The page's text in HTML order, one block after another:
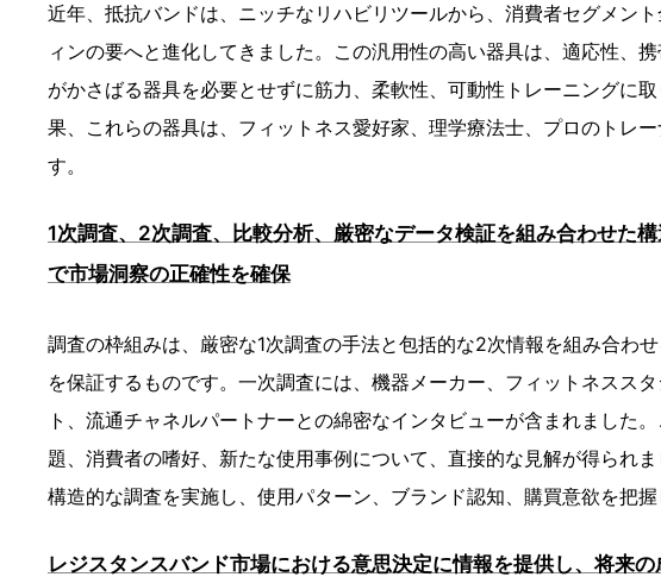
近年、抵抗バンドは、ニッチなリハビリツールから、消費者セグメン
ィンの要へと進化してきました。この汎用性の高い器具は、適応性、
がかさばる器具を必要とせずに筋力、柔軟性、可動性トレーニングに
果、これらの器具は、フィットネス愛好家、理学療法士、プロのトレ
す。
1次調査、2次調査、比較分析、厳密なデータ検証を組み合わせた
で市場洞察の正確性を確保
調査の枠組みは、厳密な1次調査の手法と包括的な2次情報を組み合わ
を保証するものです。一次調査には、機器メーカー、フィットネスス
ト、流通チャネルパートナーとの綿密なインタビューが含まれました
題、消費者の嗜好、新たな使用事例について、直接的な見解が得られ
構造的な調査を実施し、使用パターン、ブランド認知、購買意欲を把握
レジスタンスバンド市場における意思決定に情報を提供し、将来